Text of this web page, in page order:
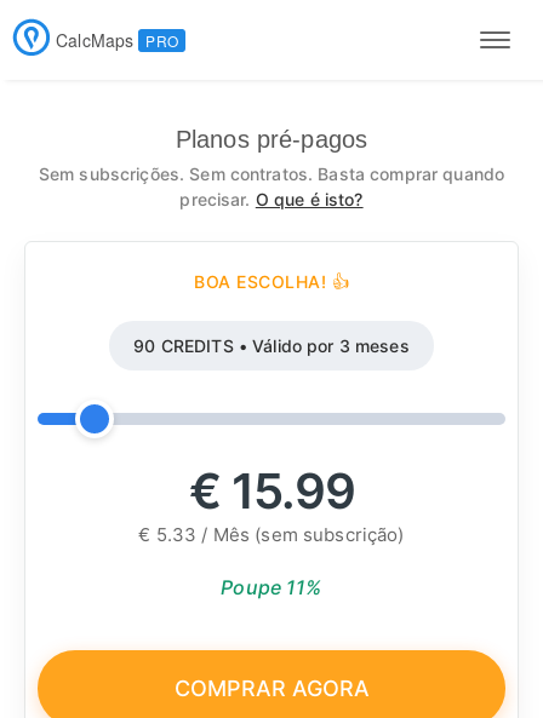
CalcMaps PRO
Planos pré-pagos
Sem subscrições. Sem contratos. Basta comprar quando
precisar. O que é isto?
BOA ESCOLHA! 👍
90 CREDITS • Válido por 3 meses
€ 15.99
€ 5.33 / Mês (sem subscrição)
Poupe 11%
COMPRAR AGORA